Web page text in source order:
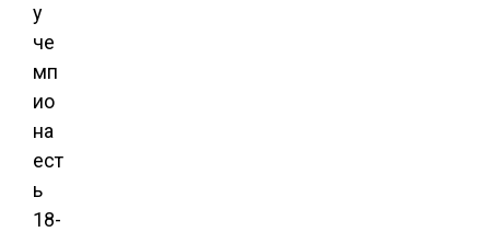
у
че
мп
ио
на
ест
ь
18-